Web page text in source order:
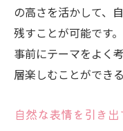
長く楽しめ
写真を使っ
セルフフォ
過ごし方
影する方法
の高さを活かして、
残すことが可能です
事前にテーマをよく
層楽しむことができ
自然な表情を引き